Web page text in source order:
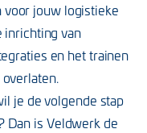
voor jouw logistieke
inrichting van
en het trainen
je de volgende stap
Dan is Veldwerk de